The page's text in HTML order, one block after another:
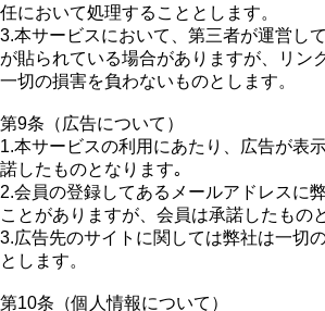
任において処理することとします。
3.本サービスにおいて、第三者が運営し
が貼られている場合がありますが、リン
一切の損害を負わないものとします。
第9条（広告について）
1.本サービスの利用にあたり、広告が表
諾したものとなります｡
2.会員の登録してあるメールアドレスに
ことがありますが、会員は承諾したもの
3.広告先のサイトに関しては弊社は一切
とします。
第10条（個人情報について）